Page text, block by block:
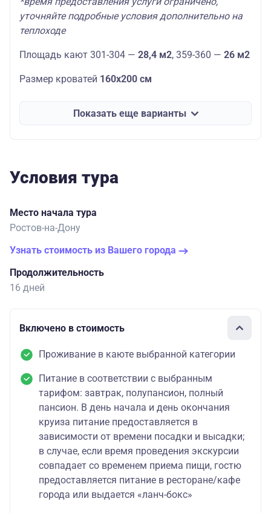
уточняйте подробные условия дополнительно на
теплоходе
Площадь кают 301-304 — 28,4 м2, 359-360 — 26 м2
Размер кроватей 160х200 см
Показать еще варианты
Условия тура
Место начала тура
Ростов-на-Дону
Узнать стоимость из Вашего города
Продолжительность
16 дней
Включено в стоимость
Проживание в каюте выбранной категории
Питание в соответствии с выбранным
тарифом: завтрак, полупансион, полный
пансион. В день начала и день окончания
круиза питание предоставляется в
зависимости от времени посадки и высадки;
в случае, если время проведения экскурсии
совпадает со временем приема пищи, гостю
предоставляется питание в ресторане/кафе
города или выдается «ланч-бокс»